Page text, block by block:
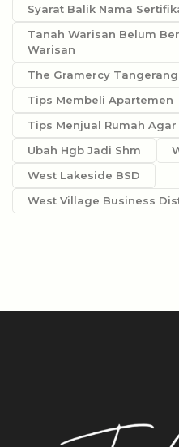
Syarat Balik Nama
Tanah Warisan Belum
Warisan
The Gramercy Tangerang
Tips Membeli Apartemen
Tips Menjual Rumah Agar
Ubah Hgb Jadi Shm
West Lakeside BSD
West Village Business